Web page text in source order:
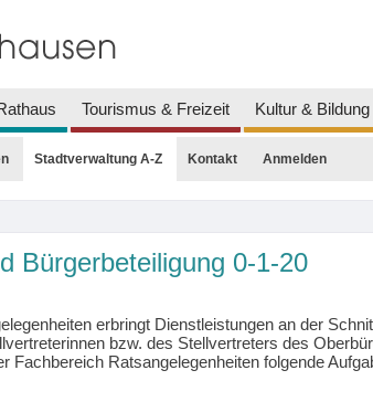
Tourismus & Freizeit Kultur & Bildung
Stadtverwaltung A-Z Kontakt Anmelden
Bürgerbeteiligung 0-1-20
erbringt Dienstleistungen an der
bzw. des Stellvertreters des
Fachbereich Ratsangelegenheiten folgende